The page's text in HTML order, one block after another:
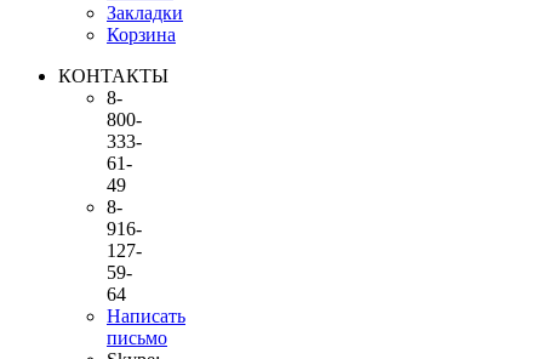
Закладки
Корзина
КОНТАКТЫ
8-
800-
333-
61-
49
8-
916-
127-
59-
64
Написать
письмо